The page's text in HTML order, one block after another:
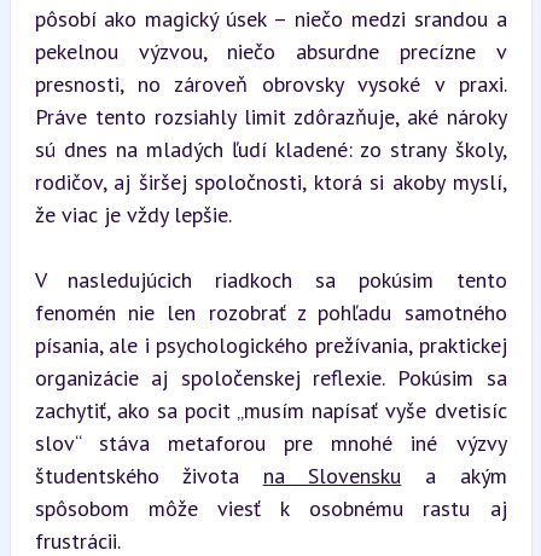
pôsobí ako magický úsek – niečo medzi srandou a
pekelnou výzvou, niečo absurdne precízne v
presnosti, no zároveň obrovsky vysoké v praxi.
Práve tento rozsiahly limit zdôrazňuje, aké nároky
sú dnes na mladých ľudí kladené: zo strany školy,
rodičov, aj širšej spoločnosti, ktorá si akoby myslí,
že viac je vždy lepšie.
V nasledujúcich riadkoch sa pokúsim tento
fenomén nie len rozobrať z pohľadu samotného
písania, ale i psychologického prežívania, praktickej
organizácie aj spoločenskej reflexie. Pokúsim sa
zachytiť, ako sa pocit „musím napísať vyše dvetisíc
slov“ stáva metaforou pre mnohé iné výzvy
študentského života na Slovensku a akým
spôsobom môže viesť k osobnému rastu aj
frustrácii.